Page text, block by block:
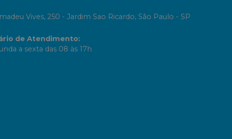
Vives, 250 - Jardim Sao Ricardo, São Paulo - SP
de Atendimento:
a sexta das 08 às 17h